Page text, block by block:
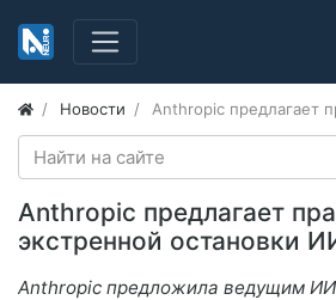
Новости Anthropic предлагает
Anthropic предлагает
экстренной остановки
Anthropic предложила ведущим